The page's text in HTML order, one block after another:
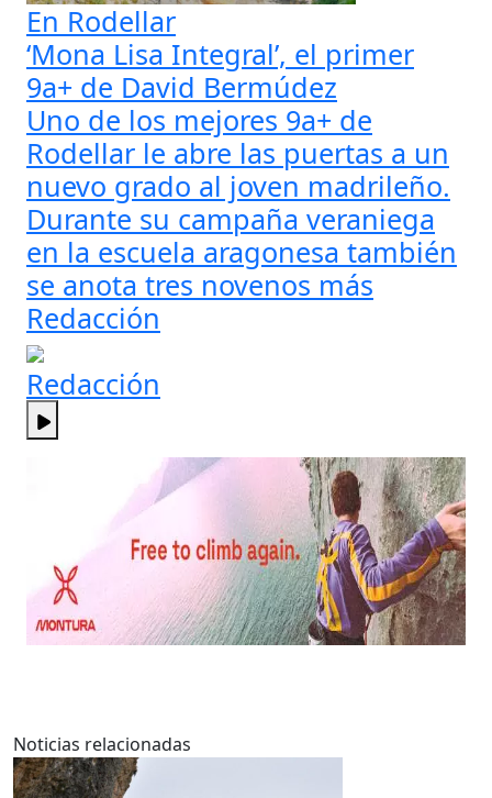
En Rodellar
‘Mona Lisa Integral’, el primer
9a+ de David Bermúdez
Uno de los mejores 9a+ de
Rodellar le abre las puertas a un
nuevo grado al joven madrileño.
Durante su campaña veraniega
en la escuela aragonesa también
se anota tres novenos más
Redacción
Redacción
Noticias relacionadas